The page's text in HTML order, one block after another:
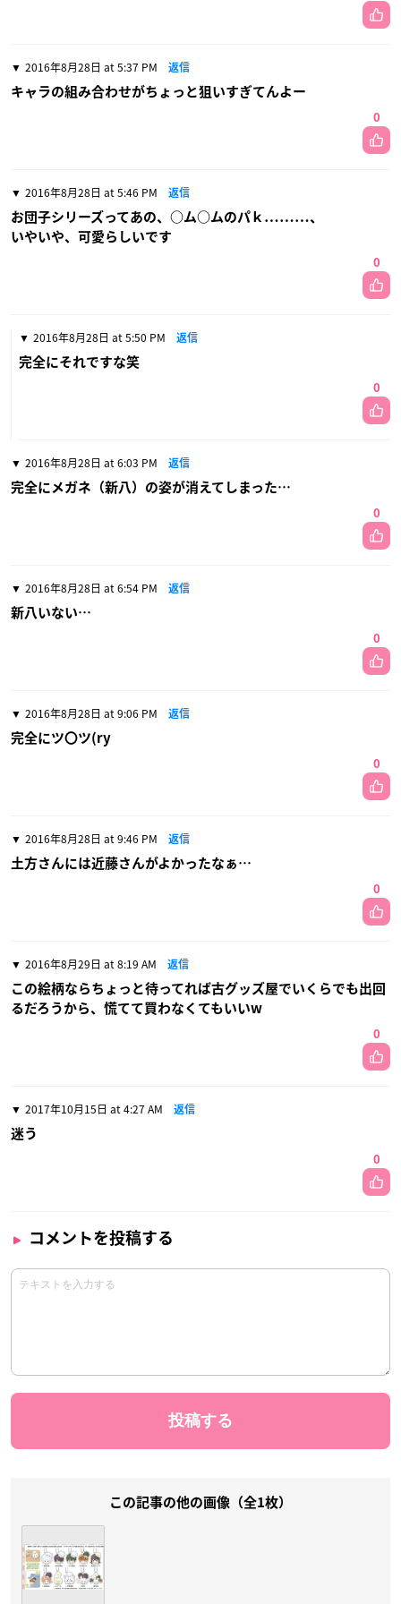
2016年8月28日 at 5:37 PM 返信
キャラの組み合わせがちょっと狙いすぎてんよー
0
2016年8月28日 at 5:46 PM 返信
お団子シリーズってあの、○ム○ムのパｋ………、
いやいや、可愛らしいです
0
2016年8月28日 at 5:50 PM 返信
完全にそれですな笑
0
2016年8月28日 at 6:03 PM 返信
完全にメガネ（新八）の姿が消えてしまった…
0
2016年8月28日 at 6:54 PM 返信
新八いない…
0
2016年8月28日 at 9:06 PM 返信
完全にツ〇ツ(ry
0
2016年8月28日 at 9:46 PM 返信
土方さんには近藤さんがよかったなぁ…
0
2016年8月29日 at 8:19 AM 返信
この絵柄ならちょっと待ってれば古グッズ屋でいくらでも出回
るだろうから、慌てて買わなくてもいいw
0
2017年10月15日 at 4:27 AM 返信
迷う
0
コメントを投稿する
この記事の他の画像（全1枚）